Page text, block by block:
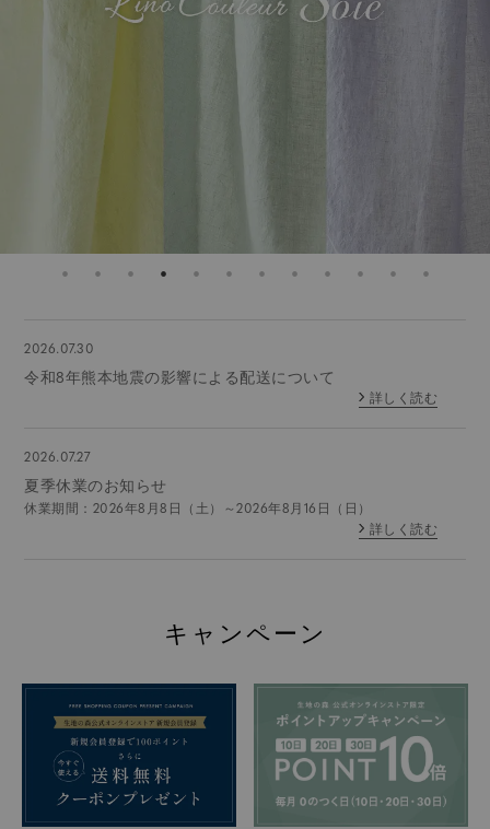
2026.07.30
令和8年熊本地震の影響による配送について
詳しく読む
2026.07.27
夏季休業のお知らせ
休業期間：2026年8月8日（土）～2026年8月16日（日）
詳しく読む
キャンペーン